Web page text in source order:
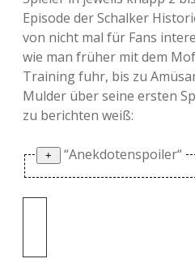
Episode der Schalker
von nicht mal für Fans
wie man früher mit dem
Training fuhr, bis zu
Mulder über seine ersten
zu berichten weiß:
“Anekdotenspoiler“